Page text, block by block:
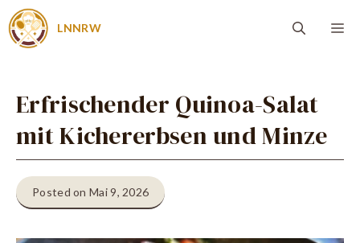
Zum
Inhalt
LNNRW
Erfrischender Quinoa-Salat
mit Kichererbsen und Minze
Posted on Mai 9, 2026